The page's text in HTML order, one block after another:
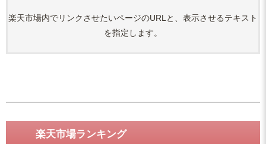
楽天市場内でリンクさせたいページのURLと、表示させるテキスト
を指定します。
楽天市場ランキング